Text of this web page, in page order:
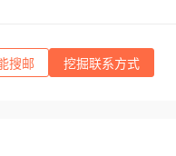
搜邮 挖掘联系方式